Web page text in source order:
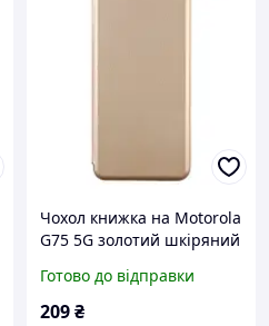
Чохол книжка на Motorola
G75 5G золотий шкіряний
Готово до відправки
209₴